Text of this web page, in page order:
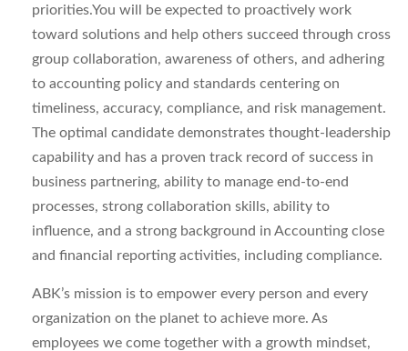
priorities.You will be expected to proactively work
toward solutions and help others succeed through cross
group collaboration, awareness of others, and adhering
to accounting policy and standards centering on
timeliness, accuracy, compliance, and risk management.
The optimal candidate demonstrates thought-leadership
capability and has a proven track record of success in
business partnering, ability to manage end-to-end
processes, strong collaboration skills, ability to
influence, and a strong background in Accounting close
and financial reporting activities, including compliance.
ABK’s mission is to empower every person and every
organization on the planet to achieve more. As
employees we come together with a growth mindset,